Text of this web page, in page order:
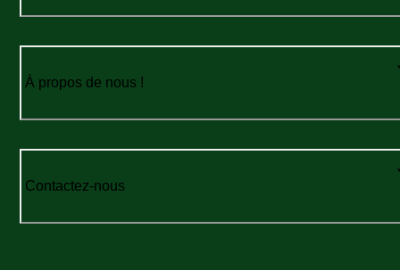
À propos de nous !
Contactez-nous